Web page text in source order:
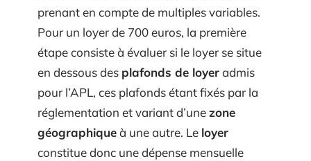
prenant en compte de multiples variables.
Pour un loyer de 700 euros, la première
étape consiste à évaluer si le loyer se situe
en dessous des plafonds de loyeradmis
pour l’APL, ces plafonds étant fixés par la
réglementation et variant d’unezone
géographiqueà une autre. Le loyer
constitue donc une dépense mensuelle